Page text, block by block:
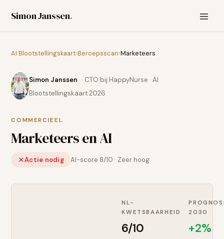
Simon Janssen.
AI Blootstellingskaart›Beroepsscan›Marketeers
Simon Janssen · CTO bij HappyNurse · AI
Blootstellingskaart 2026
COMMERCIEEL
Marketeersen AI
Actie nodig AI-score 8/10 · Zeer hoog
NL-
KWETSBAARHEID
6/10
2030
+2%